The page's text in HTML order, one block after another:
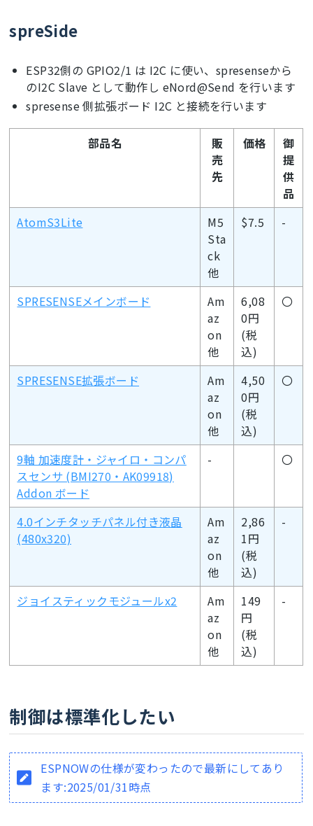
spreSide
ESP32側の GPIO2/1 は I2C に使い、spresenseから
のI2C Slave として動作し eNord@Send を行います
spresense 側拡張ボード I2C と接続を行います
部品名
販
売
先
価格
御
提
供
品
AtomS3Lite
M5
Sta
ck
他
$7.5 -
SPRESENSEメインボード
Am
az
on
他
6,08
0円
(税
込)
〇
SPRESENSE拡張ボード
Am
az
on
他
4,50
0円
(税
込)
〇
9軸 加速度計・ジャイロ・コンパ
スセンサ (BMI270・AK09918)
Addon ボード
- 〇
4.0インチタッチパネル付き液晶
(480x320)
Am
az
on
他
2,86
1円
(税
込)
-
ジョイスティックモジュールx2
Am
az
on
他
149
円
(税
込)
-
制御は標準化したい
ESPNOWの仕様が変わったので最新にしてあり
ます:2025/01/31時点